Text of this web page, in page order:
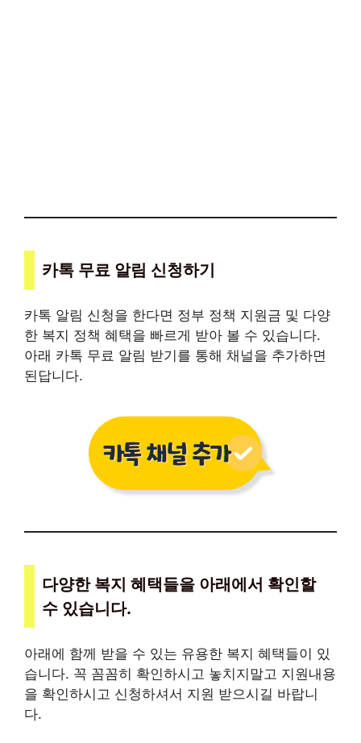
카톡 무료 알림 신청하기
카톡 알림 신청을 한다면 정부 정책 지원금 및 다양
한 복지 정책 혜택을 빠르게 받아 볼 수 있습니다.
아래 카톡 무료 알림 받기를 통해 채널을 추가하면
된답니다.
다양한 복지 혜택들을 아래에서 확인할
수 있습니다.
아래에 함께 받을 수 있는 유용한 복지 혜택들이 있
습니다. 꼭 꼼꼼히 확인하시고 놓치지말고 지원내용
을 확인하시고 신청하셔서 지원 받으시길 바랍니
다.